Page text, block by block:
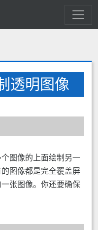
透明图像
图像的上面绘制另一
图像都是完全覆盖屏
张图像。你还要确保